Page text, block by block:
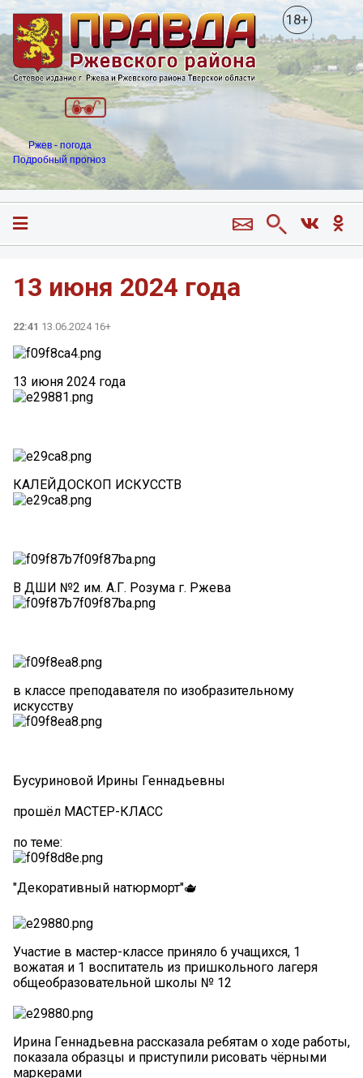
18+
Ржев - погода
Подробный прогноз
13 июня 2024 года
22:41 13.06.2024 16+
13 июня 2024 года
КАЛЕЙДОСКОП ИСКУССТВ
В ДШИ №2 им. А.Г. Розума г. Ржева
в классе преподавателя по изобразительному
искусству
Бусуриновой Ирины Геннадьевны
прошёл МАСТЕР-КЛАСС
по теме:
"Декоративный натюрморт"🫖
Участие в мастер-классе приняло 6 учащихся, 1
вожатая и 1 воспитатель из пришкольного лагеря
общеобразовательной школы № 12
Ирина Геннадьевна рассказала ребятам о ходе работы,
показала образцы и приступили рисовать чёрными
маркерами